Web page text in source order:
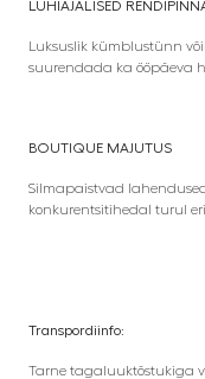
LÜHIAJALISED
Luksuslik kümblustünn
suurendada ka ööpäeva
BOUTIQUE MAJUTUS
Silmapaistvad
konkurentsitihedal turul
Transpordiinfo:
Tarne tagaluuktõstukiga